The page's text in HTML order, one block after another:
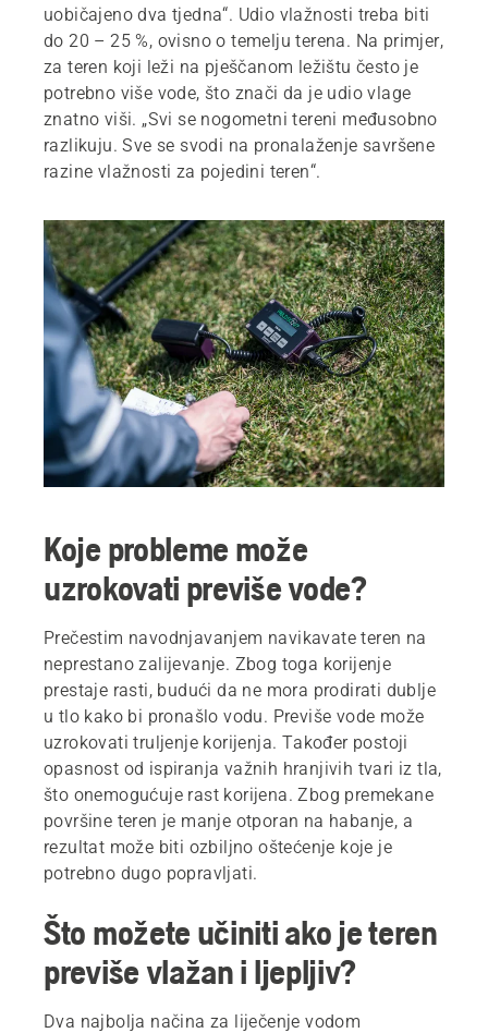
uobičajeno dva tjedna“. Udio vlažnosti treba biti
do 20 – 25 %, ovisno o temelju terena. Na primjer,
za teren koji leži na pješčanom ležištu često je
potrebno više vode, što znači da je udio vlage
znatno viši. „Svi se nogometni tereni međusobno
razlikuju. Sve se svodi na pronalaženje savršene
razine vlažnosti za pojedini teren“.
Koje probleme može
uzrokovati previše vode?
Prečestim navodnjavanjem navikavate teren na
neprestano zalijevanje. Zbog toga korijenje
prestaje rasti, budući da ne mora prodirati dublje
u tlo kako bi pronašlo vodu. Previše vode može
uzrokovati truljenje korijenja. Također postoji
opasnost od ispiranja važnih hranjivih tvari iz tla,
što onemogućuje rast korijena. Zbog premekane
površine teren je manje otporan na habanje, a
rezultat može biti ozbiljno oštećenje koje je
potrebno dugo popravljati.
Što možete učiniti ako je teren
previše vlažan i ljepljiv?
Dva najbolja načina za liječenje vodom